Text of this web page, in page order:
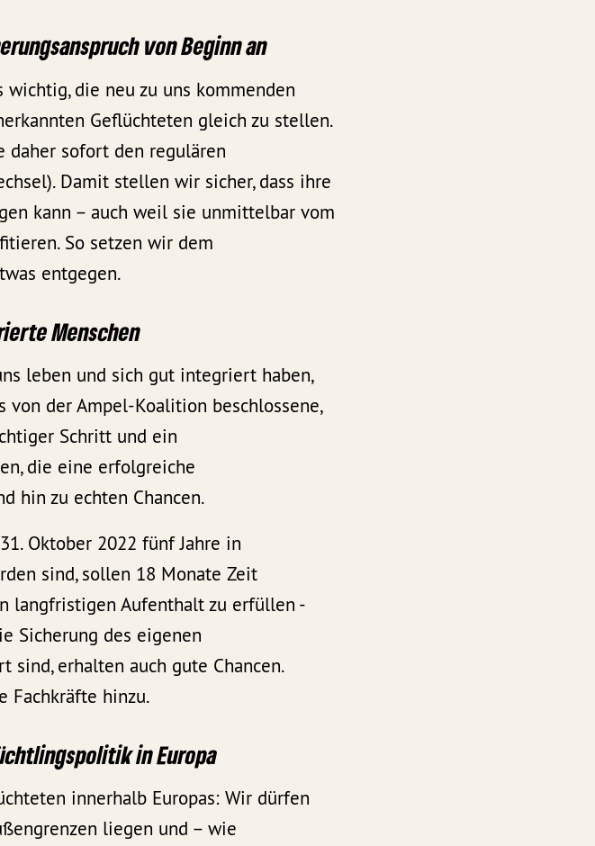
von Beginn an
wichtig, die neu zu uns kommenden
Geflüchteten gleich zu stellen.
daher sofort den regulären
Damit stellen wir sicher, dass ihre
kann – auch weil sie unmittelbar vom
So setzen wir dem
entgegen.
Menschen
leben und sich gut integriert haben,
von der Ampel-Koalition beschlossene,
Schritt und ein
die eine erfolgreiche
hin zu echten Chancen.
Oktober 2022 fünf Jahre in
sind, sollen 18 Monate Zeit
langfristigen Aufenthalt zu erfüllen -
Sicherung des eigenen
sind, erhalten auch gute Chancen.
Fachkräfte hinzu.
in Europa
innerhalb Europas: Wir dürfen
liegen und – wie